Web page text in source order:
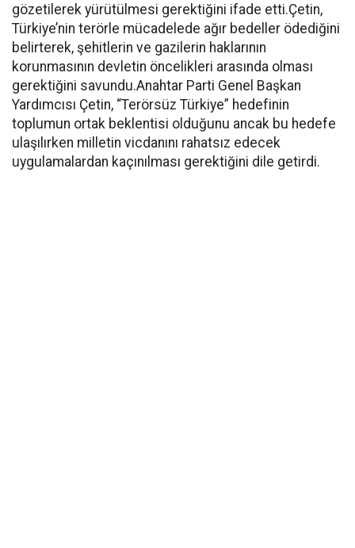
gözetilerek yürütülmesi gerektiğini ifade etti.Çetin,
Türkiye’nin terörle mücadelede ağır bedeller ödediğini
belirterek, şehitlerin ve gazilerin haklarının
korunmasının devletin öncelikleri arasında olması
gerektiğini savundu.Anahtar Parti Genel Başkan
Yardımcısı Çetin, “Terörsüz Türkiye” hedefinin
toplumun ortak beklentisi olduğunu ancak bu hedefe
ulaşılırken milletin vicdanını rahatsız edecek
uygulamalardan kaçınılması gerektiğini dile getirdi.